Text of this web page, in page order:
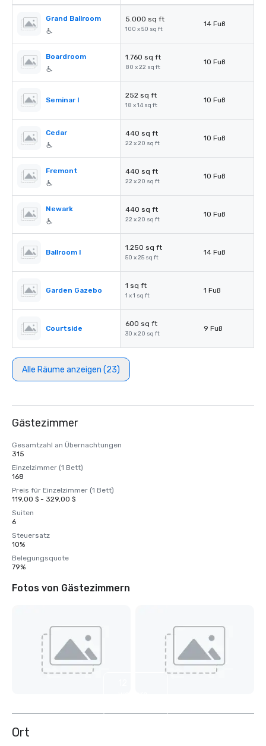
Grand Ballroom 5.000 sq ft
100 x 50 sq ft
14 Fuß
Boardroom 1.760 sq ft
80 x 22 sq ft
10 Fuß
Seminar I
252 sq ft
18 x 14 sq ft
10 Fuß
Cedar 440 sq ft
22 x 20 sq ft
10 Fuß
Fremont 440 sq ft
22 x 20 sq ft
10 Fuß
Newark 440 sq ft
22 x 20 sq ft
10 Fuß
Ballroom I
1.250 sq ft
50 x 25 sq ft
14 Fuß
Garden Gazebo
1 sq ft
1 x 1 sq ft
1 Fuß
Courtside
600 sq ft
30 x 20 sq ft
9 Fuß
Alle Räume anzeigen (23)
Gästezimmer
Gesamtzahl an Übernachtungen
315
Einzelzimmer (1 Bett)
168
Preis für Einzelzimmer (1 Bett)
119,00 $ - 329,00 $
Suiten
6
Steuersatz
10%
Belegungsquote
79%
Fotos von Gästezimmern
Ort